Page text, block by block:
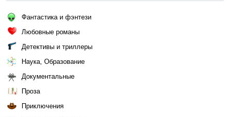
Фантастика и фэнтези
Любовные романы
Детективы и триллеры
Наука, Образование
Документальные
Проза
Приключения